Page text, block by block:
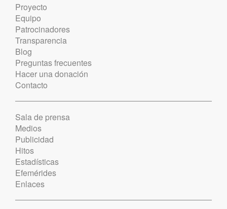
Proyecto
Equipo
Patrocinadores
Transparencia
Blog
Preguntas frecuentes
Hacer una donación
Contacto
Sala de prensa
Medios
Publicidad
Hitos
Estadísticas
Efemérides
Enlaces